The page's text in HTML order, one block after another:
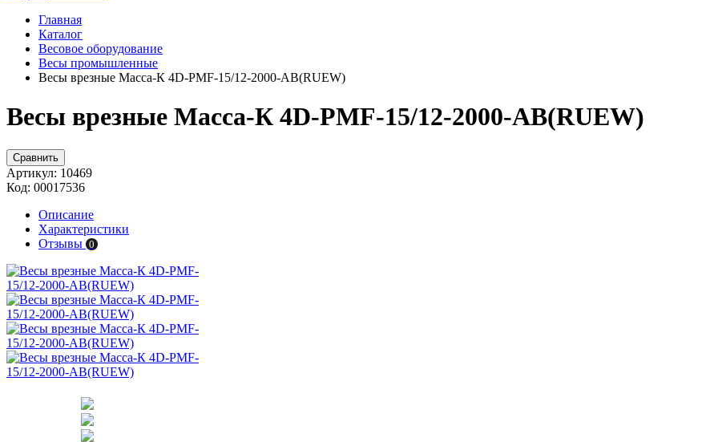
Главная
Каталог
Весовое оборудование
Весы промышленные
Весы врезные Масса-К 4D-PMF-15/12-2000-AB(RUEW)
Весы врезные Масса-К 4D-PMF-15/12-2000-AB(RUEW)
Сравнить
Артикул: 10469
Код: 00017536
Описание
Характеристики
Отзывы 0